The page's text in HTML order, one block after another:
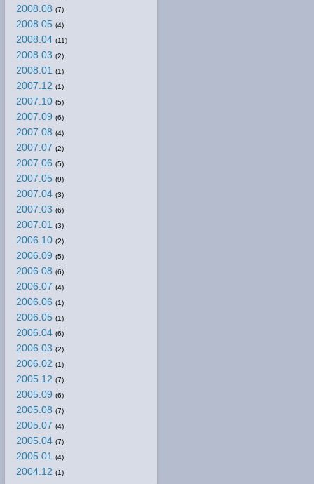
2008.08 (7)
2008.05 (4)
2008.04 (11)
2008.03 (2)
2008.01 (1)
2007.12 (1)
2007.10 (5)
2007.09 (6)
2007.08 (4)
2007.07 (2)
2007.06 (5)
2007.05 (9)
2007.04 (3)
2007.03 (6)
2007.01 (3)
2006.10 (2)
2006.09 (5)
2006.08 (6)
2006.07 (4)
2006.06 (1)
2006.05 (1)
2006.04 (6)
2006.03 (2)
2006.02 (1)
2005.12 (7)
2005.09 (6)
2005.08 (7)
2005.07 (4)
2005.04 (7)
2005.01 (4)
2004.12 (1)